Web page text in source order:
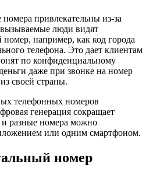
привлекательны из-за
люди видят
например, как код города
телефона. Это дает клиентам
по конфиденциальному
даже при звонке на номер
своей страны.
телефонных номеров
генерация сокращает
разные номера можно
или одним смартфоном.
номер